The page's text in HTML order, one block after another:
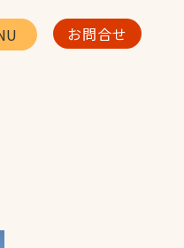
お問合せ